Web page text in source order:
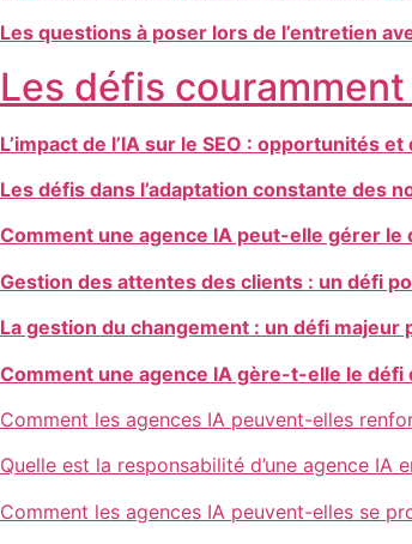
Les questions à poser lors de l’entretien
Les défis
L’impact de l’IA sur le SEO : opportunités et
Les défis dans l’adaptation constante des
Comment une agence IA peut-elle gérer le
Gestion des attentes des clients : un défi
La gestion du changement : un défi majeur
Comment une agence IA gère-t-elle le
Comment les agences IA peuvent-elles
Quelle est la responsabilité d’une agence
Comment les agences IA peuvent-elles se